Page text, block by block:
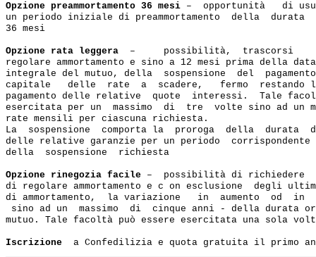
Opzione preammortamento 36 mesi –  opportunità   di
un periodo iniziale di preammortamento  della  durata
36 mesi
Opzione rata leggera
–     possibilità,  trascorsi
regolare ammortamento e sino a 12 mesi prima della
integrale del mutuo, della  sospensione  del
capitale   delle  rate  a  scadere,   fermo  restando
pagamento delle relative  quote  interessi.  Tale
esercitata per un  massimo  di  tre  volte sino ad un
rate mensili per ciascuna richiesta.
La  sospensione  comporta la  proroga  della  durata
delle relative garanzie per un periodo
della  sospensione  richiesta
Opzione rinegozia facile –  possibilità di richiedere
di regolare ammortamento e c on esclusione  degli
di ammortamento,  la variazione   in  aumento  od  in
sino ad un  massimo  di  cinque anni - della durata
mutuo. Tale facoltà può essere esercitata una sola
Iscrizione